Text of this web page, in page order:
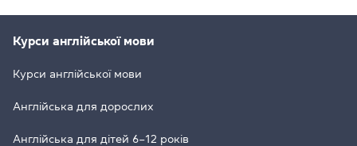
Курси англійської мови
Курси англійської мови
Англійська для дорослих
Англійська для дітей 6–12 років